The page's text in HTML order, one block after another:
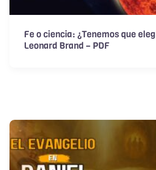
Fe o ciencia: ¿Tenemos que
Leonard Brand – PDF